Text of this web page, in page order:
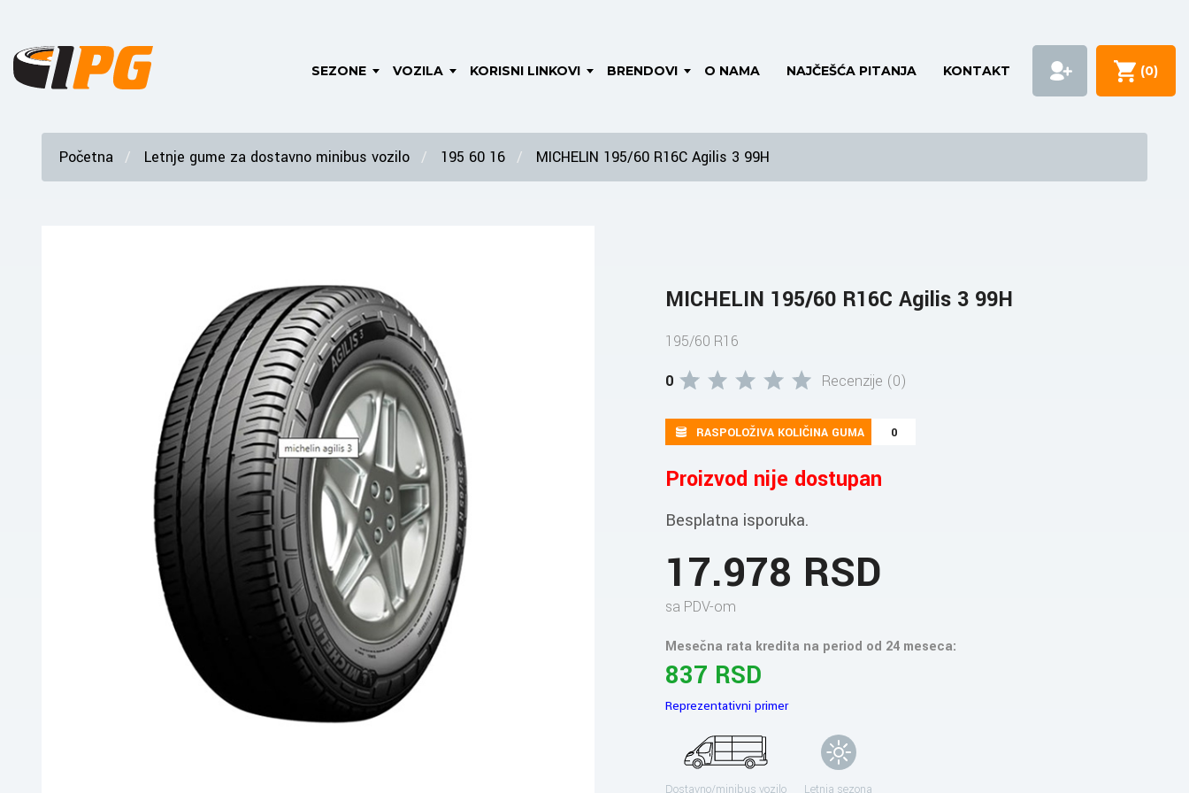
SEZONE VOZILA KORISNI LINKOVI BRENDOVI O NAMA NAJČEŠĆA PITANJA KONTAKT (0)
Početna Letnje gume za dostavno minibus vozilo 195 60 16 MICHELIN 195/60 R16C Agilis 3 99H
MICHELIN 195/60 R16C Agilis 3 99H
195/60 R16
0
Recenzije (0)
RASPOLOŽIVA KOLIČINA GUMA 0
Proizvod nije dostupan
Besplatna isporuka.
17.978 RSD
sa PDV-om
Mesečna rata kredita na period od 24 meseca:
837 RSD
Reprezentativni primer
Dostavno/minibus vozilo Letnja sezona